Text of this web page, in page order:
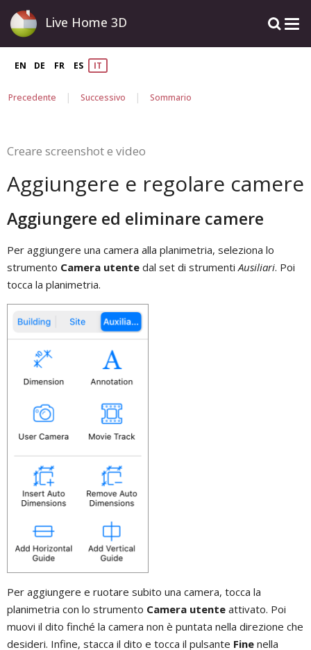
Live Home 3D
EN DE FR ES IT
Precedente | Successivo | Sommario
Creare screenshot e video
Aggiungere e regolare camere
Aggiungere ed eliminare camere
Per aggiungere una camera alla planimetria, seleziona lo
strumento Camera utente dal set di strumenti Ausiliari. Poi
tocca la planimetria.
Per aggiungere e ruotare subito una camera, tocca la
planimetria con lo strumento Camera utente attivato. Poi
muovi il dito finché la camera non è puntata nella direzione che
desideri. Infine, stacca il dito e tocca il pulsante Fine nella